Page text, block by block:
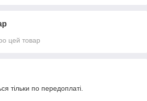
цей товар
тільки по передоплаті.